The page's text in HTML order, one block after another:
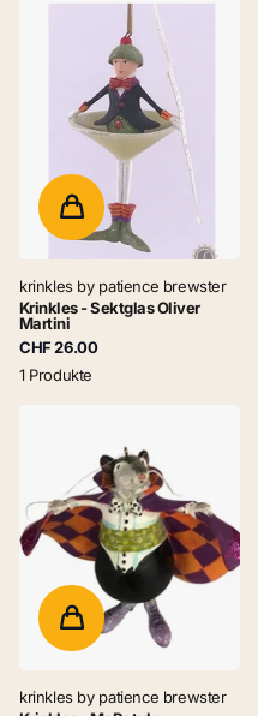
krinkles by patience brewster
Krinkles - Sektglas Oliver
Martini
CHF 26.00
1 Produkte
krinkles by patience brewster